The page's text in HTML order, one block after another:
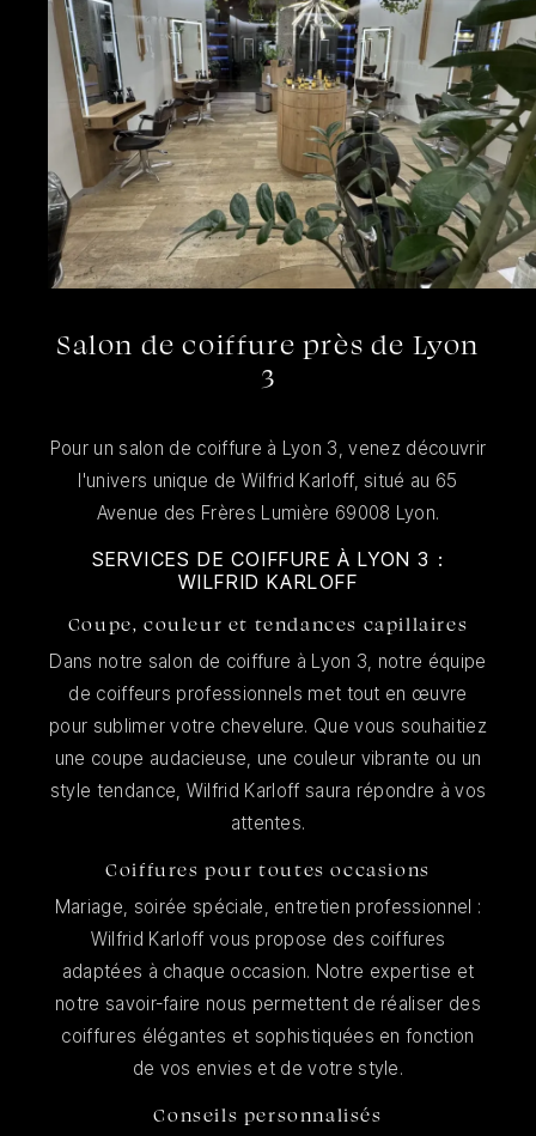
Salon de coiffure près de Lyon
3
Pour un salon de coiffure à Lyon 3, venez découvrir
l'univers unique de Wilfrid Karloff, situé au 65
Avenue des Frères Lumière 69008 Lyon.
SERVICES DE COIFFURE À LYON 3 :
WILFRID KARLOFF
Coupe, couleur et tendances capillaires
Dans notre salon de coiffure à Lyon 3, notre équipe
de coiffeurs professionnels met tout en œuvre
pour sublimer votre chevelure. Que vous souhaitiez
une coupe audacieuse, une couleur vibrante ou un
style tendance, Wilfrid Karloff saura répondre à vos
attentes.
Coiffures pour toutes occasions
Mariage, soirée spéciale, entretien professionnel :
Wilfrid Karloff vous propose des coiffures
adaptées à chaque occasion. Notre expertise et
notre savoir-faire nous permettent de réaliser des
coiffures élégantes et sophistiquées en fonction
de vos envies et de votre style.
Conseils personnalisés